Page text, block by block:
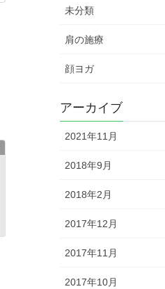
未分類
肩の施療
顔ヨガ
アーカイブ
2021年11月
2018年9月
2018年2月
2017年12月
2017年11月
2017年10月